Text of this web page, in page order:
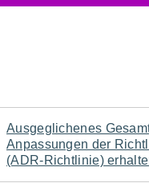
Navigation
für
Ausgeglichenes
Anpassungen der
(ADR-Richtlinie)